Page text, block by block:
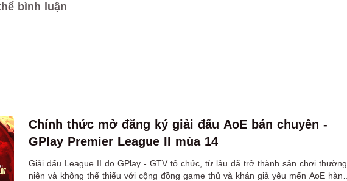
bình luận
Chính thức mở đăng ký giải đấu AoE bán chuyên -
GPlay Premier League II mùa 14
Giải đấu League II do GPlay - GTV tổ chức, từ lâu đã trở thành sân chơi thường
niên và không thể thiếu với cộng đồng game thủ và khán giả yêu mến AoE hàng